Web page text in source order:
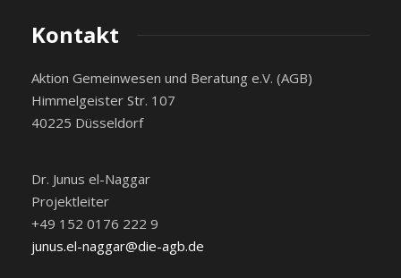
Kontakt
Aktion Gemeinwesen und Beratung e.V. (AGB)
Himmelgeister Str. 107
40225 Düsseldorf
Dr. Junus el-Naggar
Projektleiter
+49 152 0176 222 9
junus.el-naggar@die-agb.de